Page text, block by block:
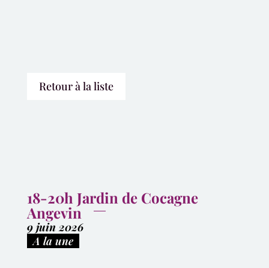
Retour à la liste
18-20h Jardin de Cocagne
Angevin
9 juin 2026
|A la une